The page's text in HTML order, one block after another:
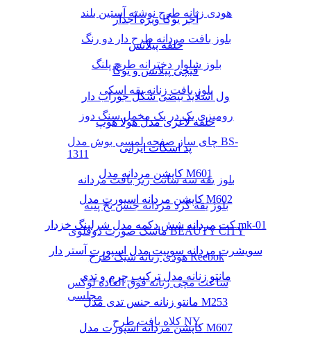
هودی زنانه طرح نوشته آستین بلند
بلوز بافت مردانه طرح دار دو رنگ
بلوز شلوار دخترانه طرح پلنگ
بلوز بافت زنانه یقه اسکی
رومیزی یک در یک مخمل سنگ دوز
چای ساز صفحه لمسی بوش مدل BS-
1311
بلوز یقه سه سانت ریز بافت مردانه
بلوز یقه گرد مردانه جنس نخ پنبه
ماسک صورت دوقلوی BEAUTY CITY
هودی زنانه شیک طرح Reebok
ساعت مچی زنانه فوق العاده لوکس
مجلسی
کلاه بافت طرح NY
آجر یوگا ویژه آجدار
حلقه پیلاتس
قیچی پیلاتس و یوگا
ول اسلاید بیضی شکل جوراب دار
حلقه لاغری مدل هولا هوپ
پد اسکات ایرانی
کاپشن مردانه مدل M601
کاپشن مردانه اسپورت مدل M602
کت مردانه شش دکمه مدل شرلینگ خزدار mk-01
سویشرت مردانه سوییت مدل اسپورت آستر دار
مانتو زنانه مدل ترکیب چرم و تدی
مانتو زنانه جنس تدی مدل M253
کاپشن مردانه اسپورت مدل M607